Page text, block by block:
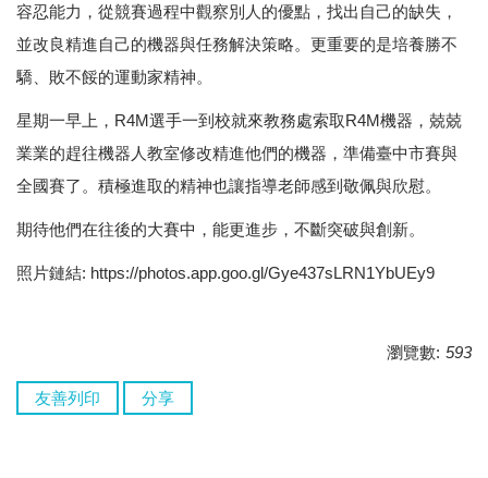
容忍能力，從競賽過程中觀察別人的優點，找出自己的缺失，
並改良精進自己的機器與任務解決策略。更重要的是培養勝不
驕、敗不餒的運動家精神。
星期一早上，R4M選手一到校就來教務處索取R4M機器，兢兢
業業的趕往機器人教室修改精進他們的機器，準備臺中市賽與
全國賽了。積極進取的精神也讓指導老師感到敬佩與欣慰。
期待他們在往後的大賽中，能更進步，不斷突破與創新。
照片鏈結: https://photos.app.goo.gl/Gye437sLRN1YbUEy9
瀏覽數: 593
友善列印 分享